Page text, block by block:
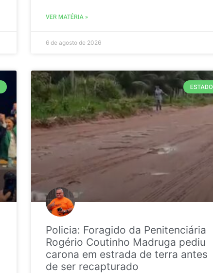
VER MATÉRIA »
6 de agosto de 2026
ESTADO
Policia: Foragido da Penitenciária
Rogério Coutinho Madruga pediu
carona em estrada de terra antes
de ser recapturado